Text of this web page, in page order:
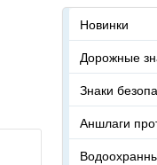
Новинки
Дорожные
Знаки
Аншлаги